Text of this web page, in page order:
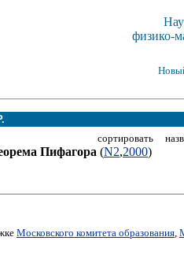
физико-
сортировать
Пифагора (N2,2000)
Московского комитета образования,